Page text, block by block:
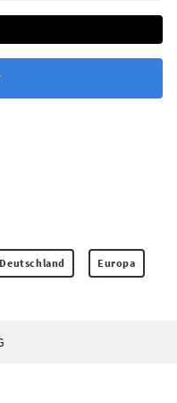
Deutschland Europa